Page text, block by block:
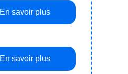
En savoir plus
En savoir plus